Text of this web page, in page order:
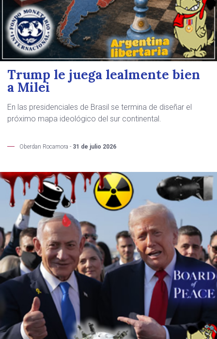
Trump le juega lealmente bien
a Milei
En las presidenciales de Brasil se termina de diseñar el
próximo mapa ideológico del sur continental.
Oberdan Rocamora - 31 de julio 2026